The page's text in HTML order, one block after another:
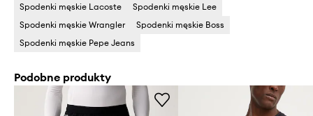
Spodenki męskie Lacoste
Spodenki męskie Lee
Spodenki męskie Wrangler
Spodenki męskie Boss
Spodenki męskie Pepe Jeans
Podobne produkty